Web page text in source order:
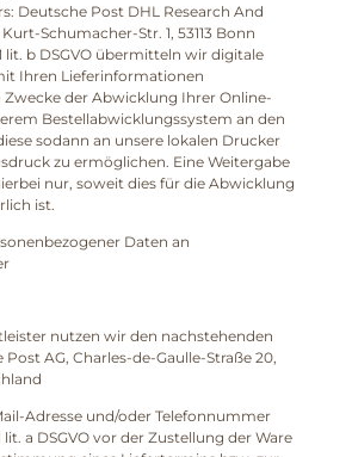
Deutsche Post DHL Research And
Schumacher-Str. 1, 53113 Bonn
lit. b DSGVO übermitteln wir digitale
Ihren Lieferinformationen
der Abwicklung Ihrer Online-
Bestellabwicklungssystem an den
sodann an unsere lokalen Drucker
zu ermöglichen. Eine Weitergabe
nur, soweit dies für die Abwicklung
ist.
Daten an
nutzen wir den nachstehenden
AG, Charles-de-Gaulle-Straße 20,
Adresse und/oder Telefonnummer
lit. a DSGVO vor der Zustellung der Ware